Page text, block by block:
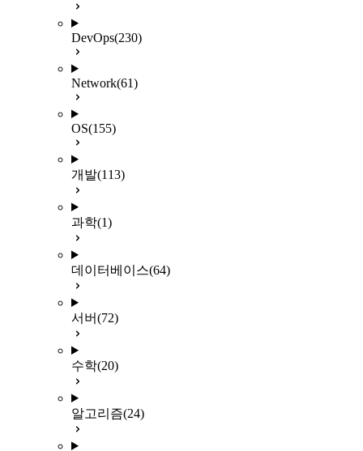
DevOps(230)
Network(61)
OS(155)
개발(113)
과학(1)
데이터베이스(64)
서버(72)
수학(20)
알고리즘(24)